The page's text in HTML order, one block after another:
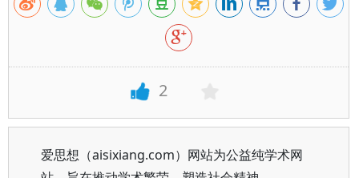
2
爱思想（aisixiang.com）网站为公益纯学术网